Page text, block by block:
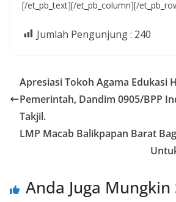
[/et_pb_text][/et_pb_column][/
Jumlah Pengunjung : 240
Apresiasi Tokoh Agama Edukasi
Pemerintah, Dandim 0905/BPP
Takjil.
LMP Macab Balikpapan Barat
Anda Juga Mungkin